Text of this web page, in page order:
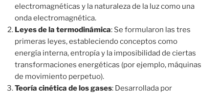
electromagnéticas y la naturaleza de la luz como una
onda electromagnética.
Leyes de la termodinámica: Se formularon las tres
primeras leyes, estableciendo conceptos como
energía interna, entropía y la imposibilidad de ciertas
transformaciones energéticas (por ejemplo, máquinas
de movimiento perpetuo).
Teoría cinética de los gases: Desarrollada por